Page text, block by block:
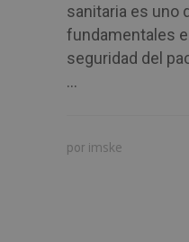
sanitaria es uno
fundamentales
seguridad del
...
por imske